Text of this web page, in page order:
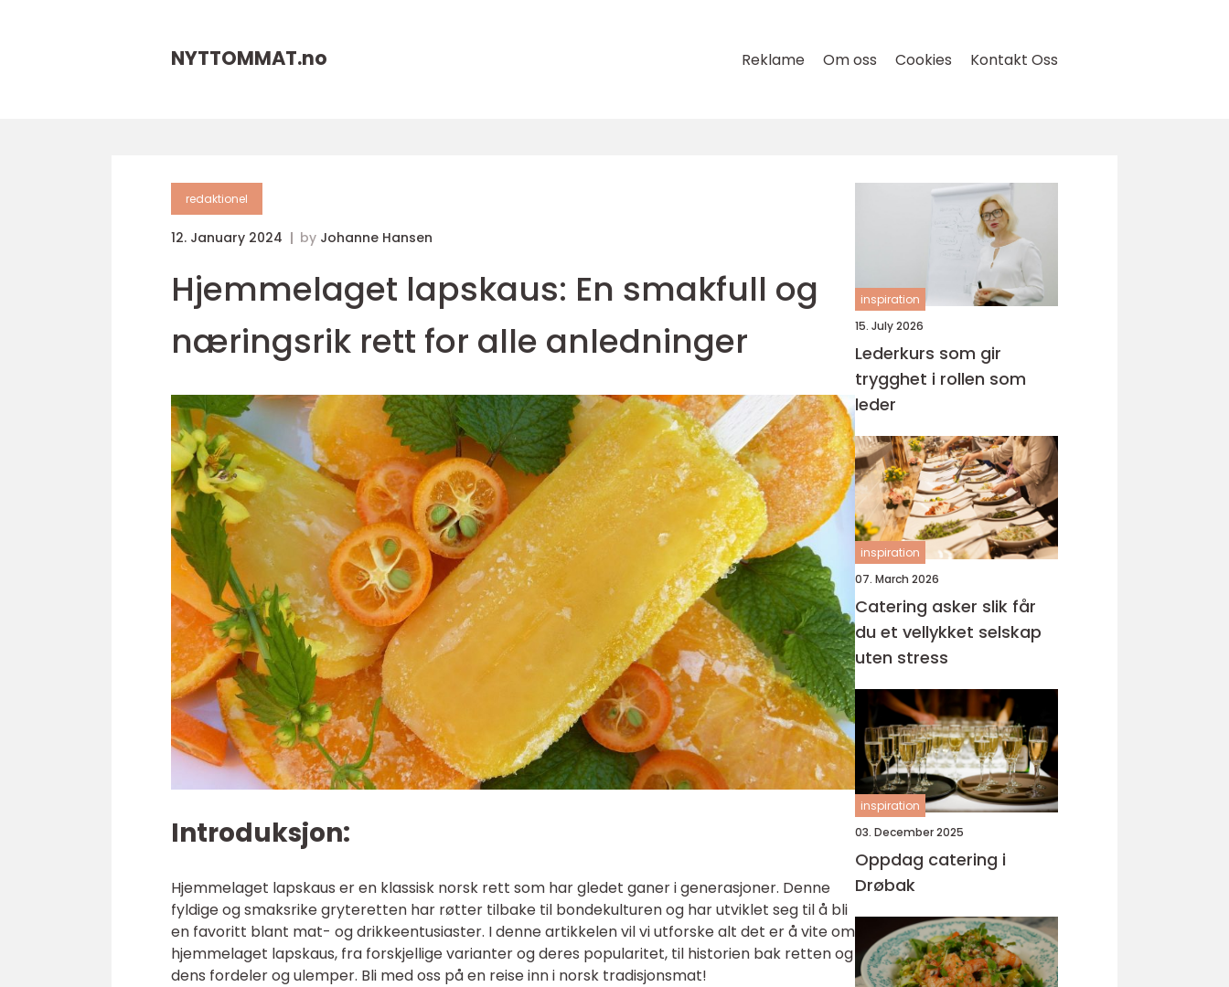
NYTTOMMAT.no Reklame Om oss Cookies Kontakt Oss
redaktionel
12. January 2024 by Johanne Hansen
Hjemmelaget lapskaus: En smakfull og
næringsrik rett for alle anledninger
Introduksjon:
Hjemmelaget lapskaus er en klassisk norsk rett som har gledet ganer i generasjoner. Denne
fyldige og smaksrike gryteretten har røtter tilbake til bondekulturen og har utviklet seg til å bli
en favoritt blant mat- og drikkeentusiaster. I denne artikkelen vil vi utforske alt det er å vite om
hjemmelaget lapskaus, fra forskjellige varianter og deres popularitet, til historien bak retten og
dens fordeler og ulemper. Bli med oss på en reise inn i norsk tradisjonsmat!
inspiration
15. July 2026
Lederkurs som gir
trygghet i rollen som
leder
inspiration
07. March 2026
Catering asker slik får
du et vellykket selskap
uten stress
inspiration
03. December 2025
Oppdag catering i
Drøbak